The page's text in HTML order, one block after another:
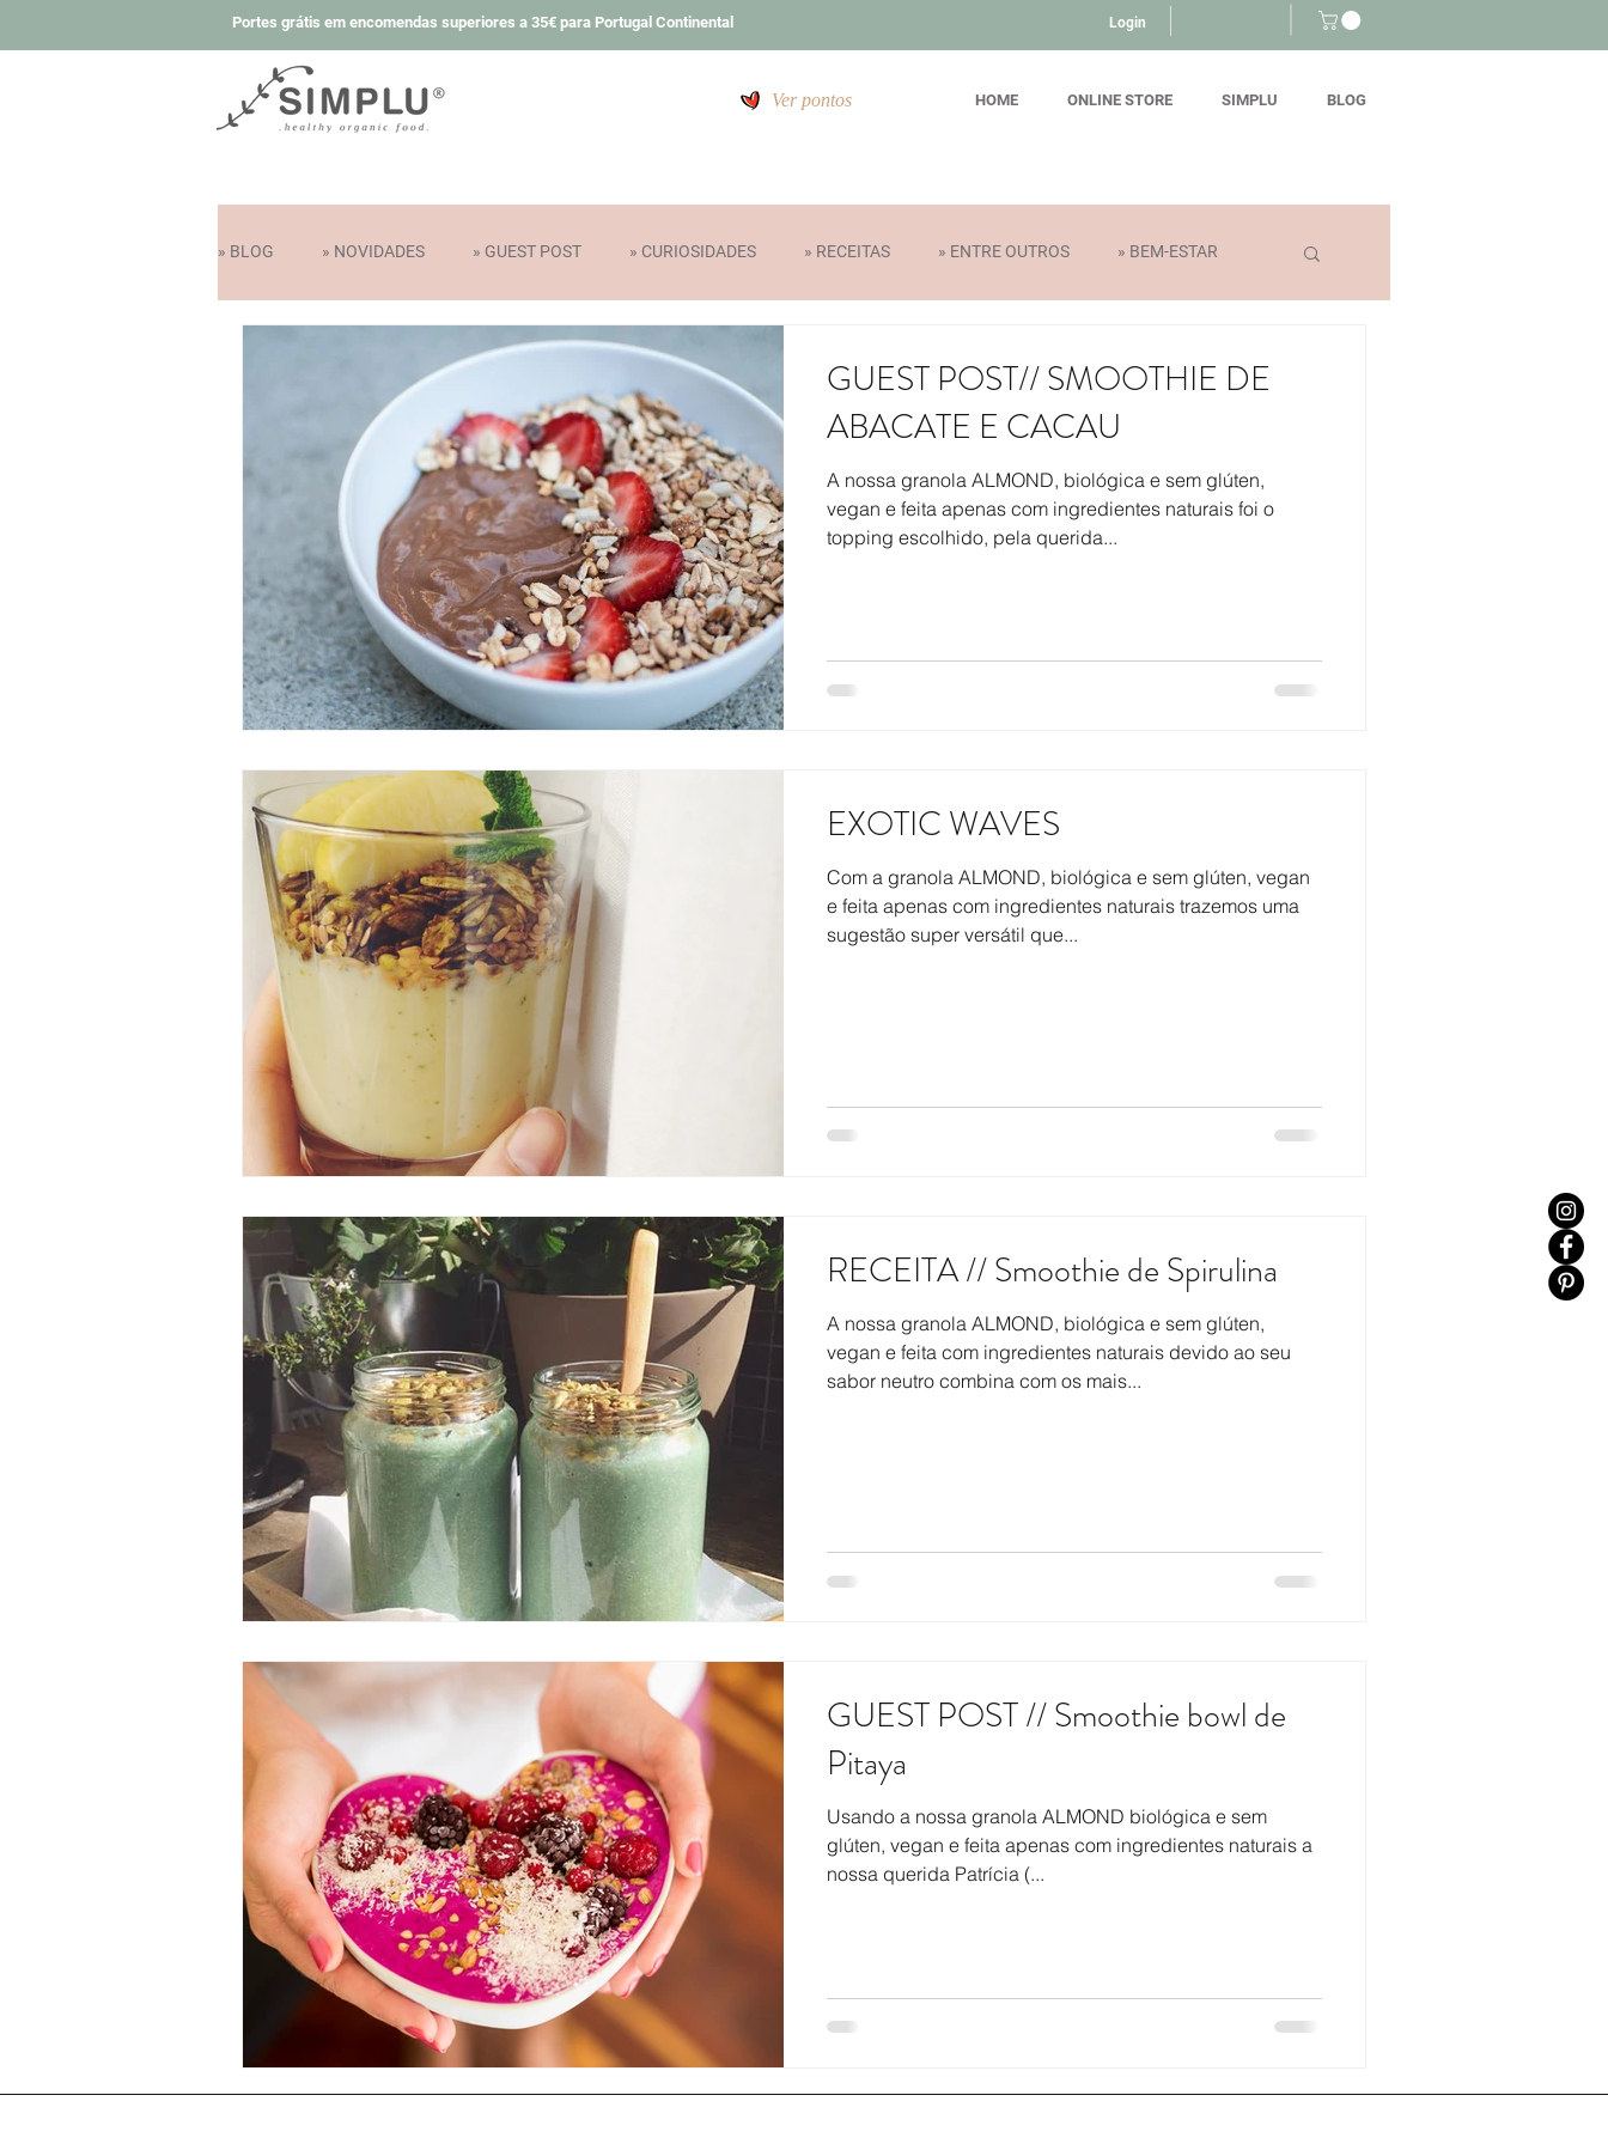
Portes grátis em encomendas superiores a 35€ para Portugal Continental Login
Ver pontos HOME ONLINE STORE SIMPLU BLOG
» BLOG » NOVIDADES » GUEST POST » CURIOSIDADES » RECEITAS » ENTRE OUTROS » BEM-ESTAR
» COLABORAÇÕES E PRÉMIOS » PRÉMIOS
GUEST POST// SMOOTHIE DE
ABACATE E CACAU
A nossa granola ALMOND, biológica e sem glúten,
vegan e feita apenas com ingredientes naturais foi o
topping escolhido, pela querida...
EXOTIC WAVES
Com a granola ALMOND, biológica e sem glúten, vegan
e feita apenas com ingredientes naturais trazemos uma
sugestão super versátil que...
RECEITA // Smoothie de Spirulina
A nossa granola ALMOND, biológica e sem glúten,
vegan e feita com ingredientes naturais devido ao seu
sabor neutro combina com os mais...
GUEST POST // Smoothie bowl de
Pitaya
Usando a nossa granola ALMOND biológica e sem
glúten, vegan e feita apenas com ingredientes naturais a
nossa querida Patrícia (...